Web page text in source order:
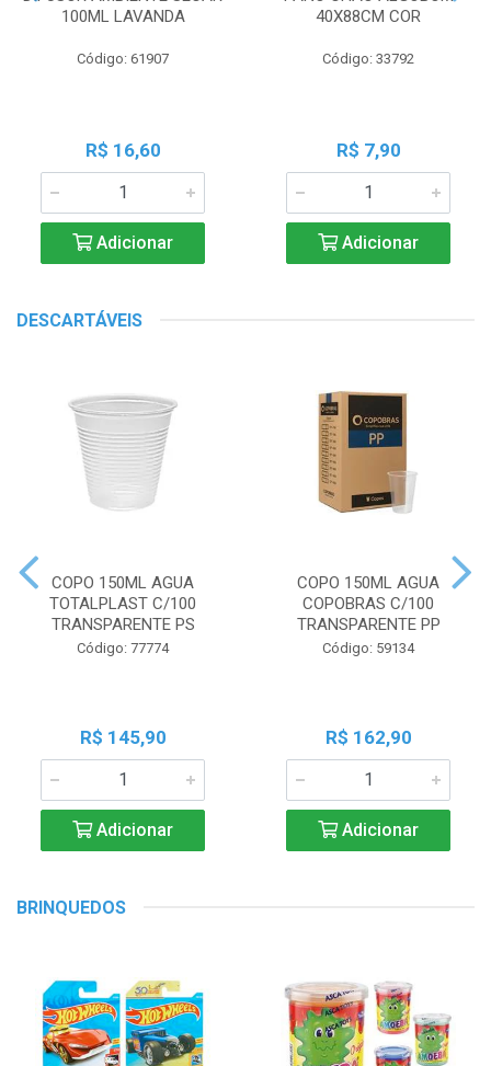
100ML LAVANDA
Código: 61907
R$ 16,60
Adicionar
40X88CM COR
Código: 33792
R$ 7,90
Adicionar
DESCARTÁVEIS
COPO 150ML AGUA
TOTALPLAST C/100
TRANSPARENTE PS
Código: 77774
R$ 145,90
Adicionar
COPO 150ML AGUA
COPOBRAS C/100
TRANSPARENTE PP
Código: 59134
R$ 162,90
Adicionar
BRINQUEDOS